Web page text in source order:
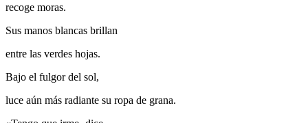
recoge moras.
Sus manos blancas brillan
entre las verdes hojas.
Bajo el fulgor del sol,
luce aún más radiante su ropa de grana.